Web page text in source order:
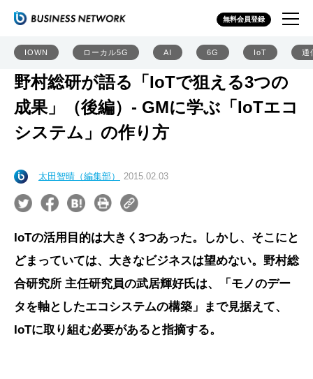
無料会員登録
IOWN ローカル5G AI 6G IoT 通
野村総研が語る「IoTで狙える3つの
成果」（後編）- GMに学ぶ「IoTエコ
システム」の作り方
太田智晴（編集部） 2015.02.03
IoTの活用目的は大きく3つあった。しかし、そこにと
どまっていては、大きなビジネスは望めない。野村総
合研究所 主任研究員の武居輝好氏は、「モノのデー
タを軸としたエコシステムの構築」まで見据えて、
IoTに取り組む必要があると指摘する。